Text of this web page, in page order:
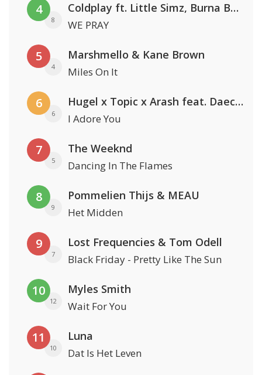
4
8
Coldplay ft. Little Simz, Burna Boy, Elyanna & Tini
WE PRAY
5
4
Marshmello & Kane Brown
Miles On It
6
6
Hugel x Topic x Arash feat. Daecolm
I Adore You
7
5
The Weeknd
Dancing In The Flames
8
9
Pommelien Thijs & MEAU
Het Midden
9
7
Lost Frequencies & Tom Odell
Black Friday - Pretty Like The Sun
10
12
Myles Smith
Wait For You
11
10
Luna
Dat Is Het Leven